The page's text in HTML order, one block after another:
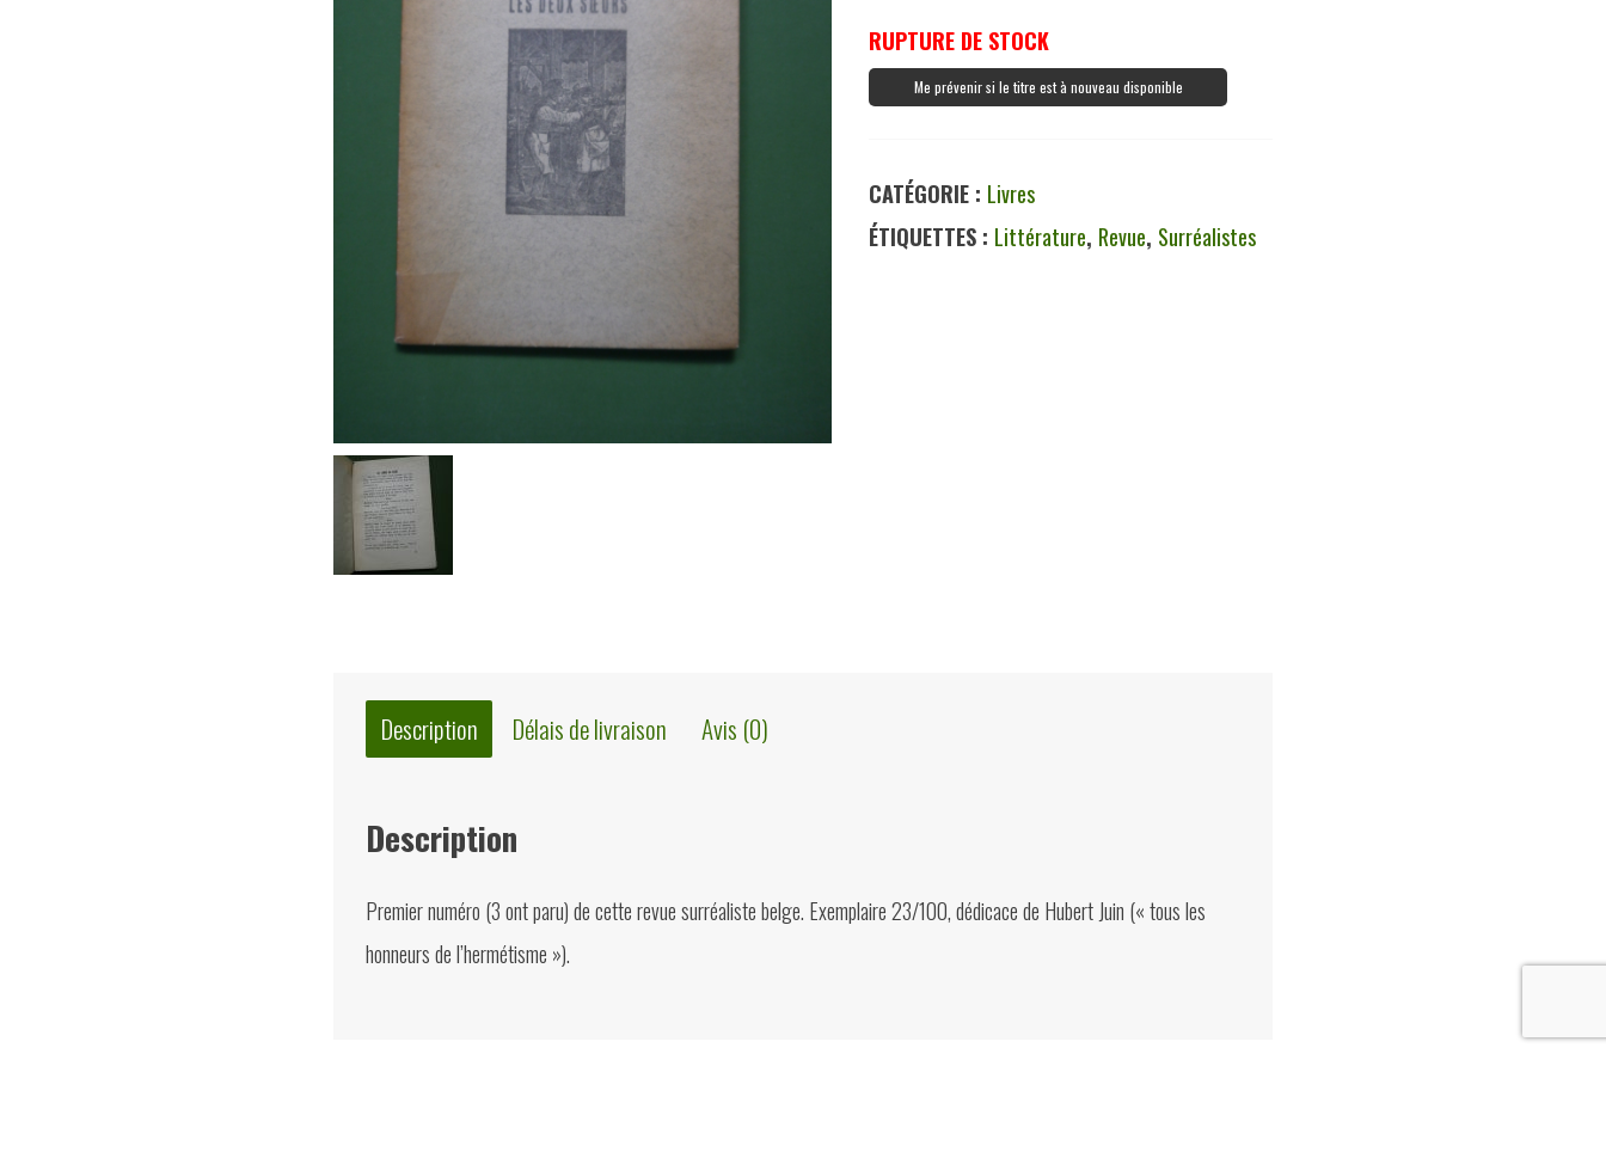
RUPTURE DE STOCK
Me prévenir si le titre est à nouveau disponible
CATÉGORIE : Livres
ÉTIQUETTES : Littérature, Revue, Surréalistes
Description Délais de livraison Avis (0)
Description
Premier numéro (3 ont paru) de cette revue surréaliste belge. Exemplaire 23/100, dédicace de Hubert Juin (« tous les
honneurs de l’hermétisme »).